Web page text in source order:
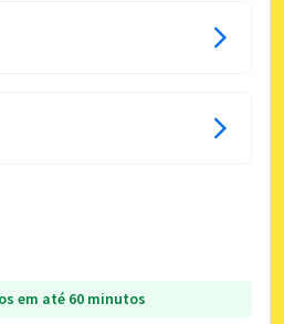
em até 60 minutos